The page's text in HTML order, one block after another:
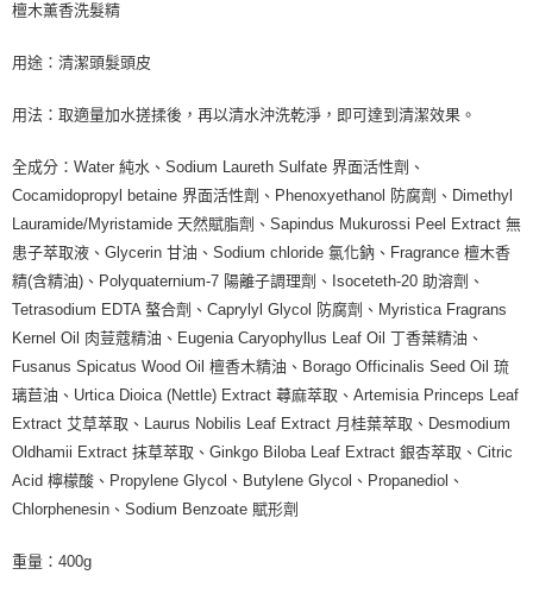
檀木薰香洗髮精
用途：清潔頭髮頭皮
用法：取適量加水搓揉後，再以清水沖洗乾淨，即可達到清潔效果。
全成分：Water 純水、Sodium Laureth Sulfate 界面活性劑、
Cocamidopropyl betaine 界面活性劑、Phenoxyethanol 防腐劑、Dimethyl
Lauramide/Myristamide 天然賦脂劑、Sapindus Mukurossi Peel Extract 無
患子萃取液、Glycerin 甘油、Sodium chloride 氯化鈉、Fragrance 檀木香
精(含精油)、Polyquaternium-7 陽離子調理劑、Isoceteth-20 助溶劑、
Tetrasodium EDTA 螯合劑、Caprylyl Glycol 防腐劑、Myristica Fragrans
Kernel Oil 肉荳蔻精油、Eugenia Caryophyllus Leaf Oil 丁香葉精油、
Fusanus Spicatus Wood Oil 檀香木精油、Borago Officinalis Seed Oil 琉
璃苣油、Urtica Dioica (Nettle) Extract 蕁麻萃取、Artemisia Princeps Leaf
Extract 艾草萃取、Laurus Nobilis Leaf Extract 月桂葉萃取、Desmodium
Oldhamii Extract 抹草萃取、Ginkgo Biloba Leaf Extract 銀杏萃取、Citric
Acid 檸檬酸、Propylene Glycol、Butylene Glycol、Propanediol、
Chlorphenesin、Sodium Benzoate 賦形劑
重量：400g